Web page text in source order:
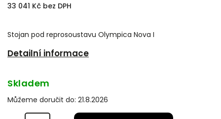
33 041 Kč bez DPH
Stojan pod reprosoustavu Olympica Nova I
Detailní informace
Skladem
Můžeme doručit do: 21.8.2026